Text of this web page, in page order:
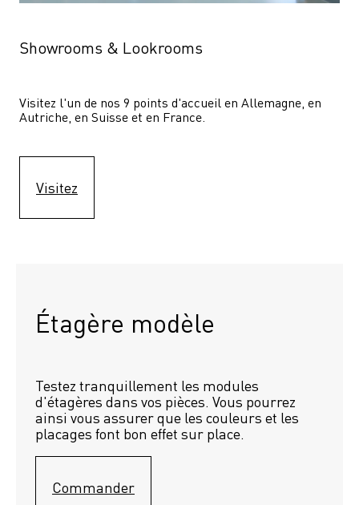
Showrooms & Lookrooms
Visitez l'un de nos 9 points d'accueil en Allemagne, en
Autriche, en Suisse et en France.
Visitez
Étagère modèle
Testez tranquillement les modules
d'étagères dans vos pièces. Vous pourrez
ainsi vous assurer que les couleurs et les
placages font bon effet sur place.
Commander